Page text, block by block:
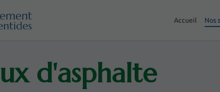
Accueil Nos
d'asphalte